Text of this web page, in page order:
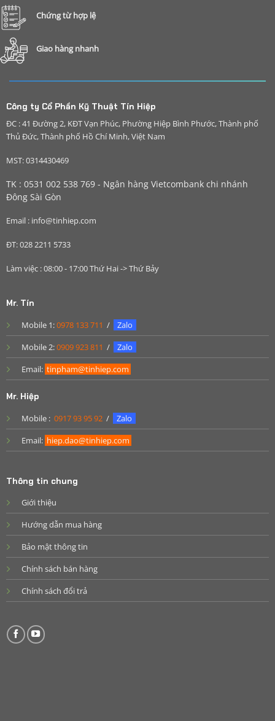
Chứng từ hợp lệ
Giao hàng nhanh
Công ty Cổ Phần Kỹ Thuật Tín Hiệp
ĐC : 41 Đường 2, KĐT Vạn Phúc, Phường Hiệp Bình Phước, Thành phố
Thủ Đức, Thành phố Hồ Chí Minh, Việt Nam
MST: 0314430469
TK : 0531 002 538 769 - Ngân hàng Vietcombank chi nhánh
Đông Sài Gòn
Email : info@tinhiep.com
ĐT: 028 2211 5733
Làm việc : 08:00 - 17:00 Thứ Hai -> Thứ Bảy
Mr. Tín
Mobile 1:0978 133 711 /
Zalo
Mobile 2:0909 923 811 /
Zalo
Email: tinpham@tinhiep.com
Mr. Hiệp
Mobile : 0917 93 95 92/
Zalo
Email: hiep.dao@tinhiep.com
Thông tin chung
Giới thiệu
Hướng dẫn mua hàng
Bảo mật thông tin
Chính sách bán hàng
Chính sách đổi trả